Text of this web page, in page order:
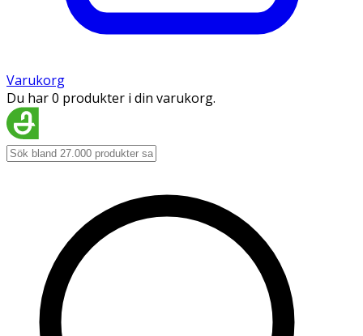
Varukorg
Du har 0 produkter i din varukorg.